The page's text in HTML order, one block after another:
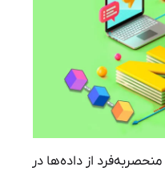
از داده‌ها در